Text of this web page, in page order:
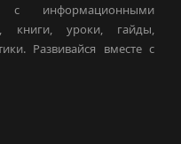
с информационными
книги, уроки, гайды,
Развивайся вместе с